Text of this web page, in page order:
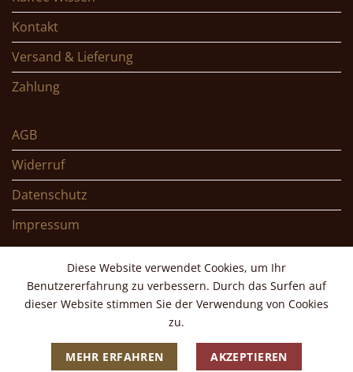
Kontakt
Versand & Lieferung
Zahlung
AGB
Widerruf
Datenschutz
Impressum
Braunegger KG
Diese Website verwendet Cookies, um Ihr
Benutzererfahrung zu verbessern. Durch das Surfen auf
dieser Website stimmen Sie der Verwendung von Cookies
zu.
MEHR ERFAHREN AKZEPTIEREN